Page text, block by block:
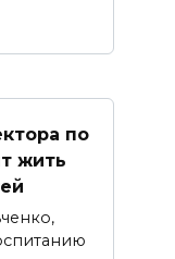
по
жить